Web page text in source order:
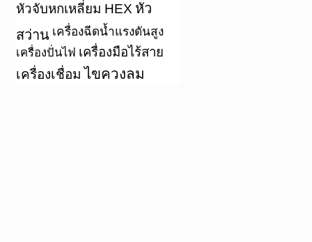
หัวจับหกเหลี่ยม HEX หัว
สว่าน เครื่องฉีดน้ำแรงดันสูง
เครื่องปั่นไฟ เครื่องมือไร้สาย
เครื่องเชื่อม ไขควงลม